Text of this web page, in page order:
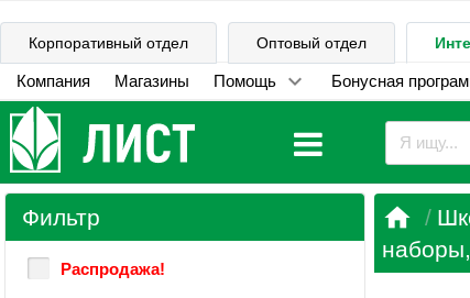
Корпоративный отдел Оптовый отдел
Компания Магазины Помощь Бонусная
Фильтр
Распродажа!
